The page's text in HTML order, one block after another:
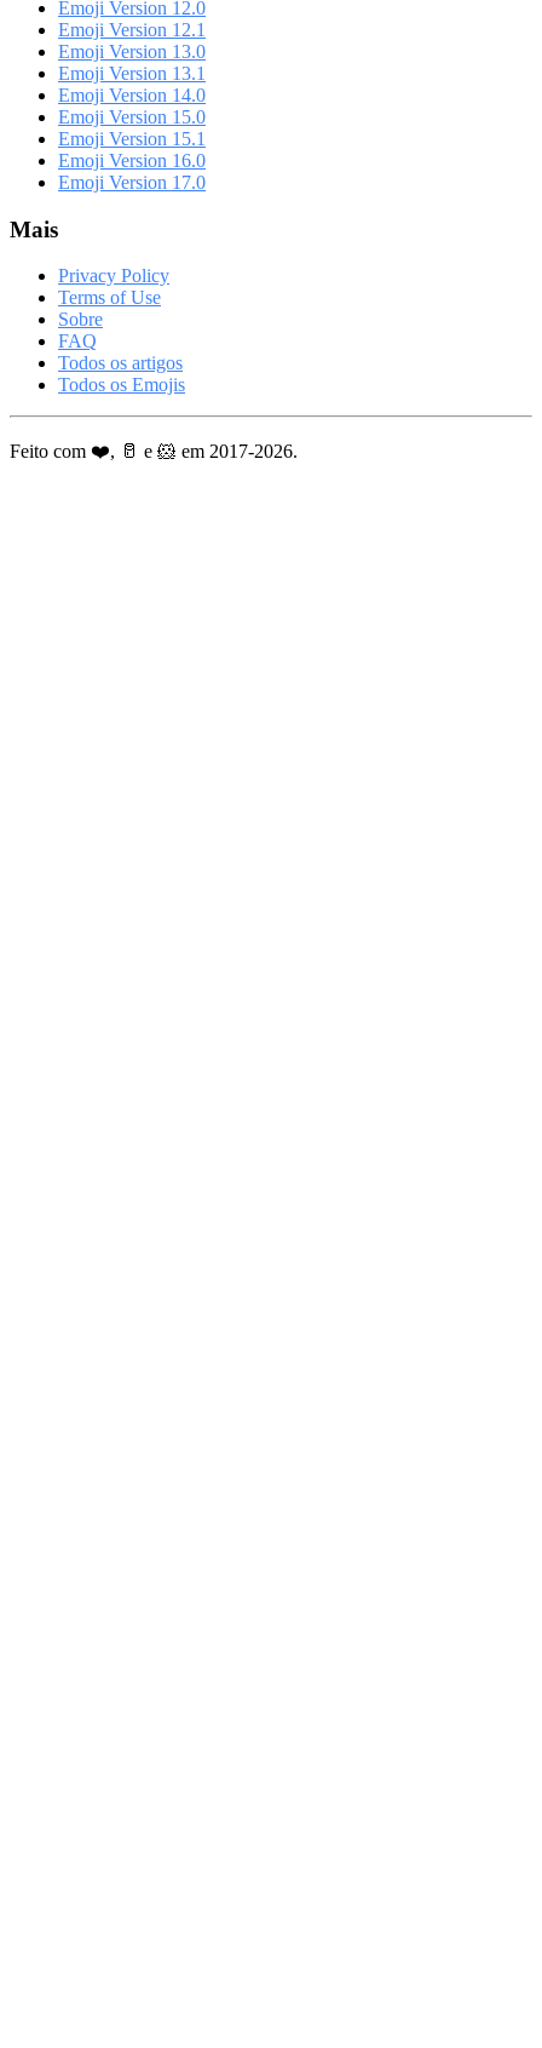
Emoji Version 12.0
Emoji Version 12.1
Emoji Version 13.0
Emoji Version 13.1
Emoji Version 14.0
Emoji Version 15.0
Emoji Version 15.1
Emoji Version 16.0
Emoji Version 17.0
Mais
Privacy Policy
Terms of Use
Sobre
FAQ
Todos os artigos
Todos os Emojis
Feito com ❤️, 🥛 e 🐹 em 2017-2026.